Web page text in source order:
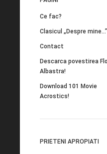
Ce fac?
Clasicul „Despre mine…”
Contact
Descarca povestirea
Albastra!
Download 101 Movie
Acrostics!
PRIETENI APROPIATI